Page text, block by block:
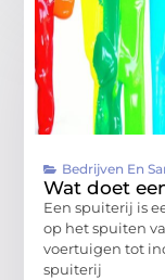
Bedrijven En
Wat doet
Een spuiterij is
op het spuiten
voertuigen tot
spuiterij